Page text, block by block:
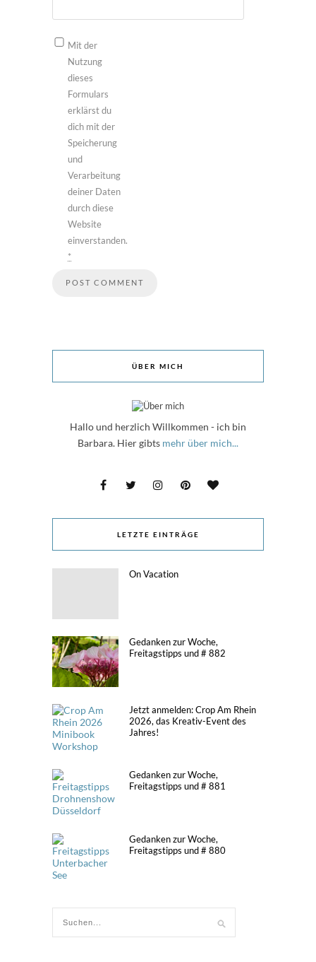
Mit der
Nutzung
dieses
Formulars
erklärst du
dich mit der
Speicherung
und
Verarbeitung
deiner Daten
durch diese
Website
einverstanden.
*
ÜBER MICH
Hallo und herzlich Willkommen - ich bin
Barbara. Hier gibts mehr über mich...
LETZTE EINTRÄGE
On Vacation
Gedanken zur Woche,
Freitagstipps und # 882
Jetzt anmelden: Crop Am Rhein
2026, das Kreativ-Event des
Jahres!
Gedanken zur Woche,
Freitagstipps und # 881
Gedanken zur Woche,
Freitagstipps und # 880